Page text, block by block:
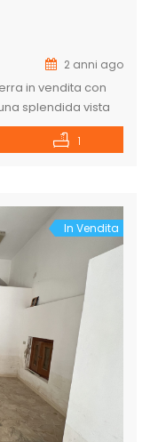
2 anni ago
in vendita con
splendida vista
Nicolizia a
di raggiungere
1
In Vendita